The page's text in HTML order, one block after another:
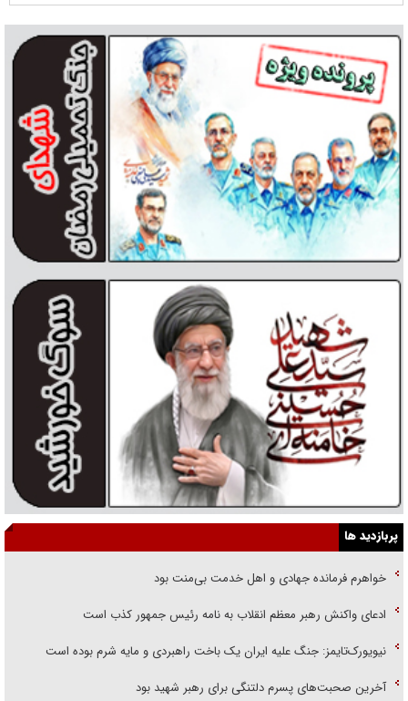
پربازدید ها
خواهرم فرمانده جهادی و اهل خدمت بی‌منت بود
ادعای واکنش رهبر معظم انقلاب به نامه رئیس جمهور کذب است
نیویورک‌تایمز: جنگ علیه ایران یک باخت راهبردی و مایه شرم بوده است
آخرین صحبت‌های پسرم دلتنگی برای رهبر شهید بود